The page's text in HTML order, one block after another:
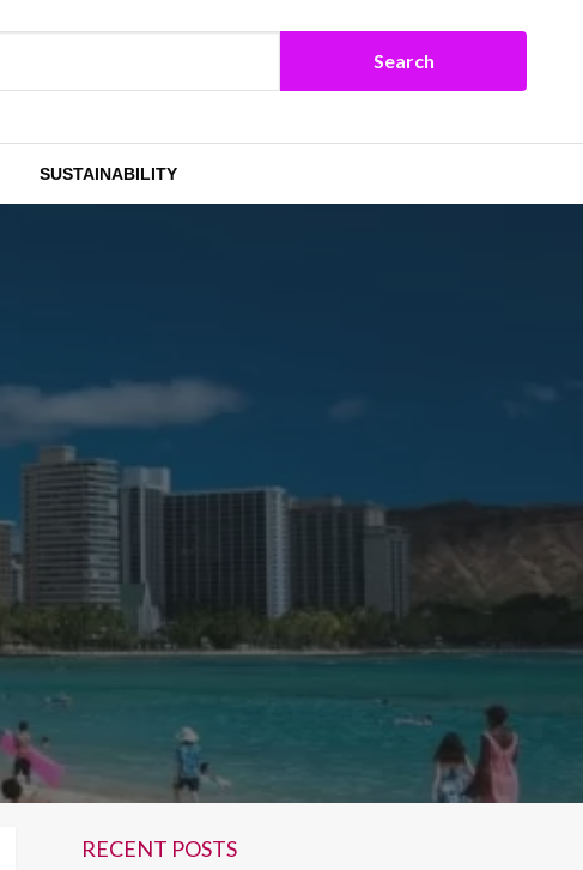
SUSTAINABILITY
RECENT POSTS